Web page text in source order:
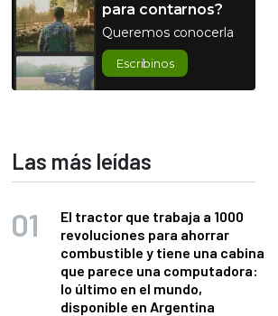
para contarnos?
Queremos conocerla
Escribinos
Las más leídas
El tractor que trabaja a 1000
revoluciones para ahorrar
combustible y tiene una cabina
que parece una computadora:
lo último en el mundo,
disponible en Argentina